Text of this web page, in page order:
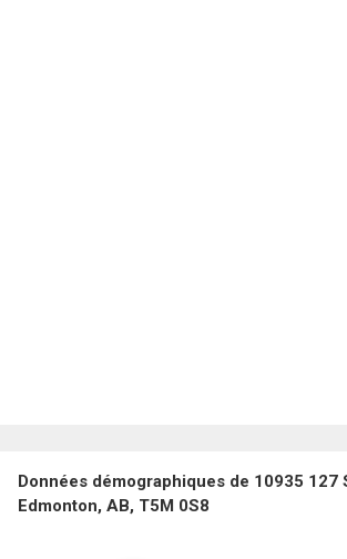
Données démographiques de 10935 127
Edmonton, AB, T5M 0S8